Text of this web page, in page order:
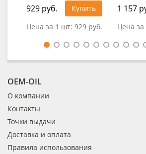
929 руб.
Купить
Цена за 1 шт: 929 руб.
1 157
Цена
OEM-OIL
О компании
Контакты
Точки выдачи
Доставка и оплата
Правила использования